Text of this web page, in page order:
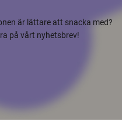
är lättare att snacka med?
på vårt nyhetsbrev!